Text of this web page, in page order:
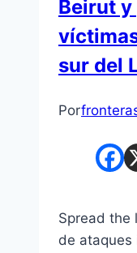
Beirut
sur del
Por
Spread the
de ataques